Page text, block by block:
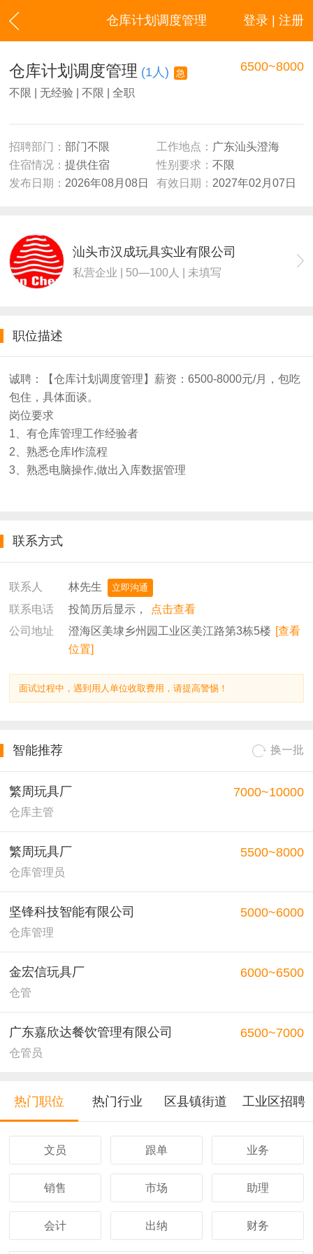
登录 | 注册
仓库计划调度管理
仓库计划调度管理 (1人) 急 6500~8000
不限 | 无经验 | 不限 | 全职
招聘部门： 部门不限 工作地点： 广东汕头澄海
住宿情况： 提供住宿 性别要求： 不限
发布日期： 2026年08月08日 有效日期： 2027年02月07日
汕头市汉成玩具实业有限公司
私营企业 | 50—100人 | 未填写
职位描述
诚聘：【仓库计划调度管理】薪资：6500-8000元/月，包吃
包住，具体面谈。
岗位要求
1、有仓库管理工作经验者
2、熟悉仓库I作流程
3、熟悉电脑操作,做出入库数据管理
联系方式
联系人 林先生 立即沟通
联系电话 投简历后显示，
点击查看
公司地址
澄海区美埭乡州园工业区美江路第3栋5楼 [查看
位置]
面试过程中，遇到用人单位收取费用，请提高警惕！
智能推荐 换一批
繁周玩具厂
仓库主管
7000~10000
繁周玩具厂
仓库管理员
5500~8000
坚锋科技智能有限公司
仓库管理
5000~6000
金宏信玩具厂
仓管
6000~6500
广东嘉欣达餐饮管理有限公司
仓管员
6500~7000
热门职位 热门行业 区县镇街道 工业区招聘
文员 跟单 业务
销售 市场 助理
会计 出纳 财务